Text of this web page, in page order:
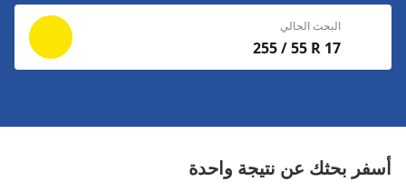
البحث الحالي
255 / 55 R 17
أسفر بحثك عن نتيجة واحدة